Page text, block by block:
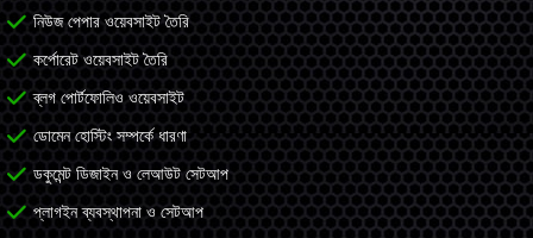
নিউজ পেপার ওয়েবসাইট তৈরি
কর্পোরেট ওয়েবসাইট তৈরি
ব্লগ পোর্টফোলিও ওয়েবসাইট
ডোমেন হোস্টিং সম্পর্কে ধারণা
ডকুমেন্ট ডিজাইন ও লেআউট সেটআপ
প্লাগইন ব্যবস্থাপনা ও সেটআপ